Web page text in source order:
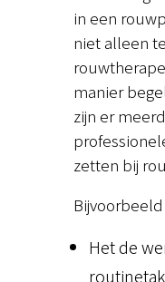
in een
niet alleen
manier
zijn er
zetten bij
Het de